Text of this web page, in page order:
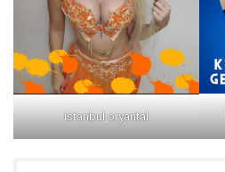
istanbul oryantal